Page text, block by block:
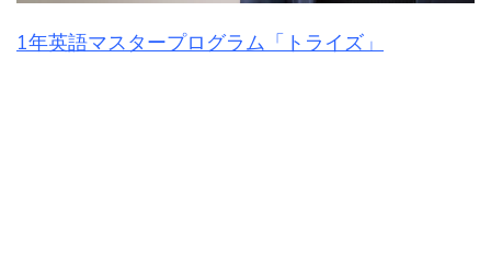
1年英語マスタープログラム「トライズ」